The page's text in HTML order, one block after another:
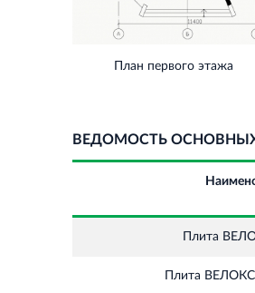
План первого этажа
ВЕДОМОСТЬ
Плита
Плита